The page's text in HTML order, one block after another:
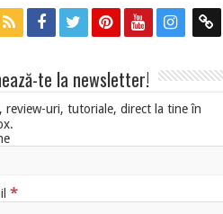
te la newsletter!
review-uri, tutoriale, direct la tine în
*